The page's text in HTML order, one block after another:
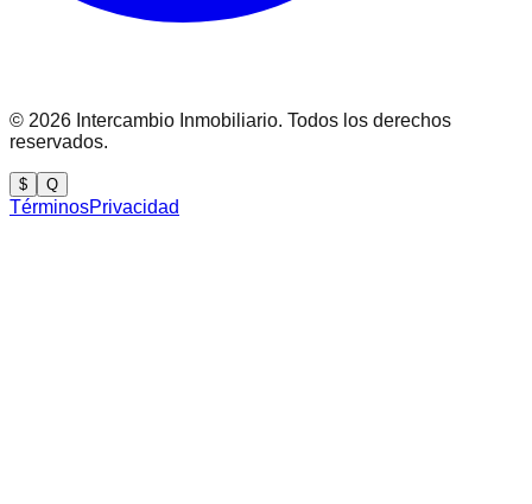
© 2026 Intercambio Inmobiliario. Todos los derechos
reservados.
$ Q
TérminosPrivacidad